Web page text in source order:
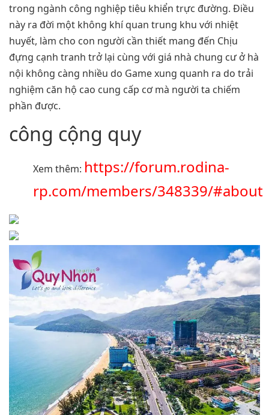
trong ngành công nghiệp tiêu khiển trực đường. Điều
này ra đời một không khí quan trung khu với nhiệt
huyết, làm cho con người cần thiết mang đến Chịu
đựng cạnh tranh trở lại cùng với giá nhà chung cư ở hà
nội không càng nhiều do Game xung quanh ra do trải
nghiệm căn hộ cao cung cấp cơ mà người ta chiếm
phần được.
công cộng quy
Xem thêm: https://forum.rodina-
rp.com/members/348339/#about